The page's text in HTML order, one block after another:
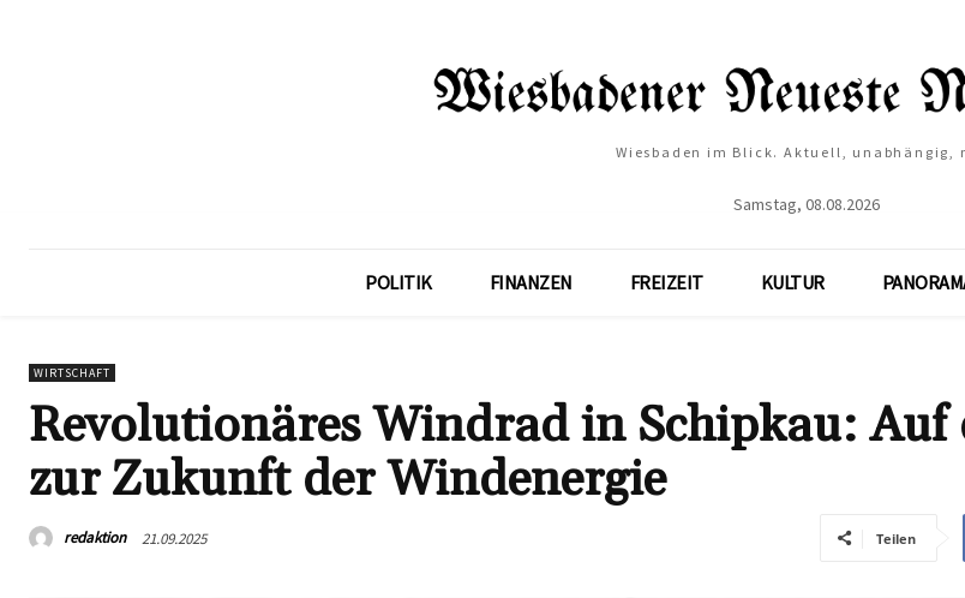
Wiesbaden im Blick. Aktuell, unabhängig,
Samstag, 08.08.2026
POLITIK FINANZEN FREIZEIT KULTUR
WIRTSCHAFT
Revolutionäres Windrad in Schipkau: Auf
zur Zukunft der Windenergie
redaktion 21.09.2025 Teilen